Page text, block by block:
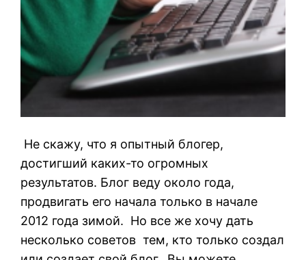
Не скажу, что я опытный блогер,
достигший каких-то огромных
результатов. Блог веду около года,
продвигать его начала только в начале
2012 года зимой. Но все же хочу дать
несколько советов тем, кто только создал